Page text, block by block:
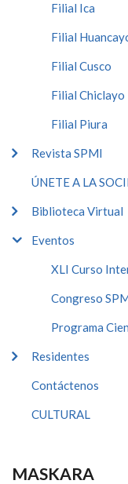
Filial Ica
Filial
Filial Cusco
Filial Chiclayo
Filial Piura
Revista SPMI
ÚNETE A LA
Biblioteca Virtual
Eventos
XLI Curso
Congreso
Programa
Residentes
Contáctenos
CULTURAL
MASKARA